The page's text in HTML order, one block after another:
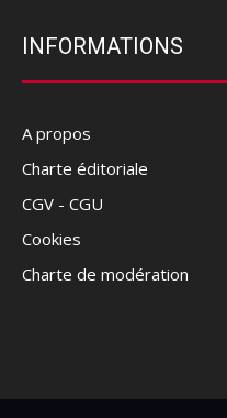
INFORMATIONS
A propos
Charte éditoriale
CGV - CGU
Cookies
Charte de modération